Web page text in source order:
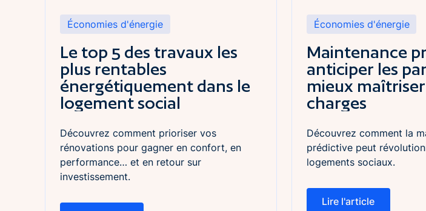
Économies d'énergie
Le top 5 des travaux les
plus rentables
énergétiquement dans le
logement social
Découvrez comment prioriser vos
rénovations pour gagner en confort, en
performance… et en retour sur
investissement.
Économies d'énergie
Maintenance
anticiper les
mieux
charges
Découvrez comment la
prédictive peut
logements sociaux.
Lire l'article
Lire l'article